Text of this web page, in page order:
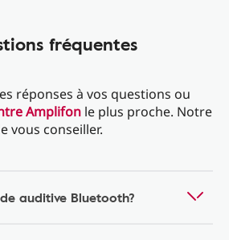
fréquentes
réponses à vos questions ou
Amplifon le plus proche. Notre
vous conseiller.
auditive Bluetooth?